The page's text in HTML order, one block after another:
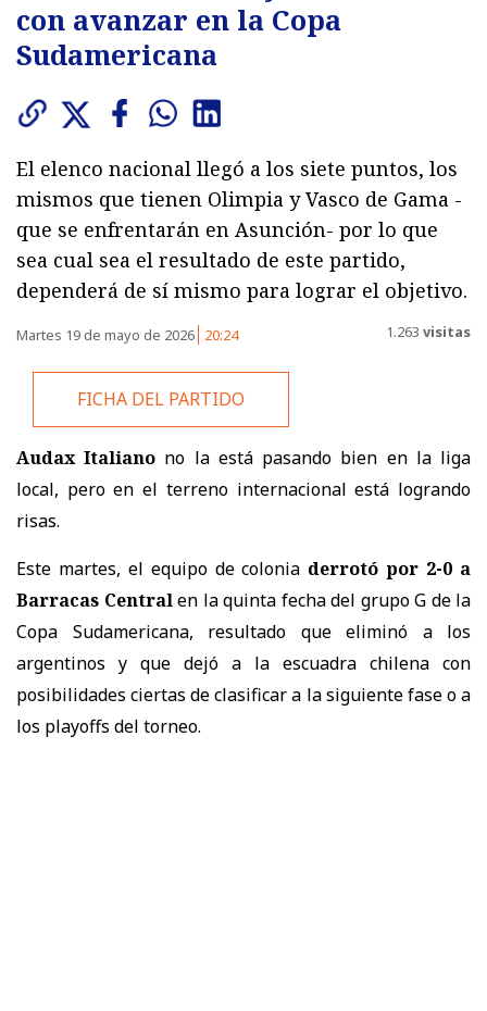
con avanzar en la Copa
Sudamericana
El elenco nacional llegó a los siete puntos, los
mismos que tienen Olimpia y Vasco de Gama -
que se enfrentarán en Asunción- por lo que
sea cual sea el resultado de este partido,
dependerá de sí mismo para lograr el objetivo.
Martes 19 de mayo de 2026 20:24 1.263 visitas
FICHA DEL PARTIDO
Audax Italiano no la está pasando bien en la liga
local, pero en el terreno internacional está logrando
risas.
Este martes, el equipo de colonia derrotó por 2-0 a
Barracas Centralen la quinta fecha del grupo G de la
Copa Sudamericana, resultado que eliminó a los
argentinos y que dejó a la escuadra chilena con
posibilidades ciertas de clasificar a la siguiente fase o a
los playoffs del torneo.